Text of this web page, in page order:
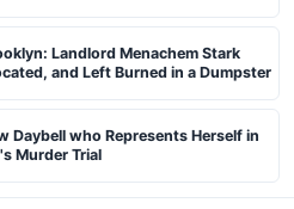
Landlord Menachem Stark
and Left Burned in a Dumpster
Daybell who Represents Herself in
Murder Trial